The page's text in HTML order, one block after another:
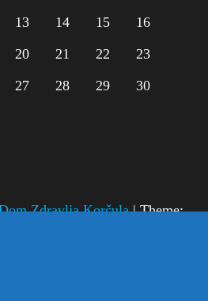
13 14 15
16
20 21 22
23
27 28 29
30
Zdravlja Korčula |Theme: